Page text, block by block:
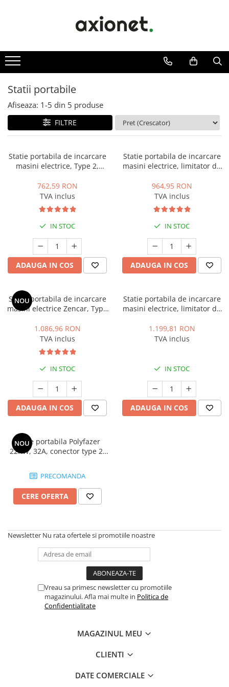
STATII DE INCARCARE (POLYFAZER)
Cabluri de incarcare
Statii portabile
Statii fixe
Statie Fast Charge DC
Accesorii
SISTEME FOTOVOLTAICE (XSOLAR)
Panouri solare portabile
Invertoare monofazate hybrid
Invertoare trifazate on-grid
Invertoare trifazate hybrid
Accesorii
Stocare energie
Structura
Acoperis inclinat
(AXIFLEET)
Dispozitive monitorizare
Energie portabila
Baterii&Acumulatori portabili
Panouri fotovoltaice portabile
Statii portabile
Afiseaza: 1-5 din 5 produse
FILTRE
Statie portabila de incarcare
masini electrice, Type 2,
762,59 RON
TVA inclus
IN STOC
ADAUGA IN COS
Statie portabila de incarcare
masini electrice, limitator de
monofazic, Polyfazer Z series
964,95 RON
TVA inclus
IN STOC
ADAUGA IN COS
NOU
Statie portabila de incarcare
masini electrice Zencar, Type
limitare putere statie
1.086,96 RON
TVA inclus
IN STOC
ADAUGA IN COS
Statie portabila de incarcare
masini electrice, limitator de
monofazic, 5.6 metri.,
Polyfazer Z series
1.199,81 RON
TVA inclus
IN STOC
ADAUGA IN COS
NOU
Statie portabila Polyfazer
22KW, 32A, conector type 2,
cadou geanta transport
PRECOMANDA
CERE OFERTA
Newsletter Nu rata ofertele si promotiile noastre
Vreau sa primesc newsletter cu promotiile
magazinului. Afla mai multe in Politica de
Confidentialitate
MAGAZINUL MEU
CLIENTI
DATE COMERCIALE